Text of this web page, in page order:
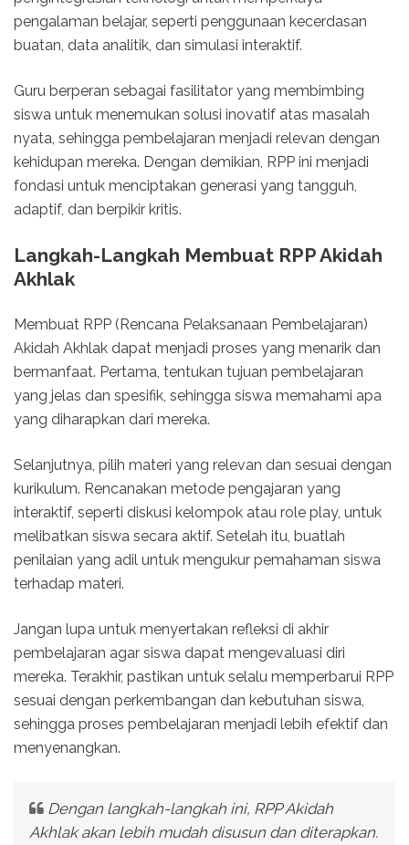
pengalaman belajar, seperti penggunaan kecerdasan
buatan, data analitik, dan simulasi interaktif.
Guru berperan sebagai fasilitator yang membimbing
siswa untuk menemukan solusi inovatif atas masalah
nyata, sehingga pembelajaran menjadi relevan dengan
kehidupan mereka. Dengan demikian, RPP ini menjadi
fondasi untuk menciptakan generasi yang tangguh,
adaptif, dan berpikir kritis.
Langkah-Langkah Membuat RPP Akidah
Akhlak
Membuat RPP (Rencana Pelaksanaan Pembelajaran)
Akidah Akhlak dapat menjadi proses yang menarik dan
bermanfaat. Pertama, tentukan tujuan pembelajaran
yang jelas dan spesifik, sehingga siswa memahami apa
yang diharapkan dari mereka.
Selanjutnya, pilih materi yang relevan dan sesuai dengan
kurikulum. Rencanakan metode pengajaran yang
interaktif, seperti diskusi kelompok atau role play, untuk
melibatkan siswa secara aktif. Setelah itu, buatlah
penilaian yang adil untuk mengukur pemahaman siswa
terhadap materi.
Jangan lupa untuk menyertakan refleksi di akhir
pembelajaran agar siswa dapat mengevaluasi diri
mereka. Terakhir, pastikan untuk selalu memperbarui RPP
sesuai dengan perkembangan dan kebutuhan siswa,
sehingga proses pembelajaran menjadi lebih efektif dan
menyenangkan.
Dengan langkah-langkah ini, RPP Akidah
Akhlak akan lebih mudah disusun dan diterapkan.